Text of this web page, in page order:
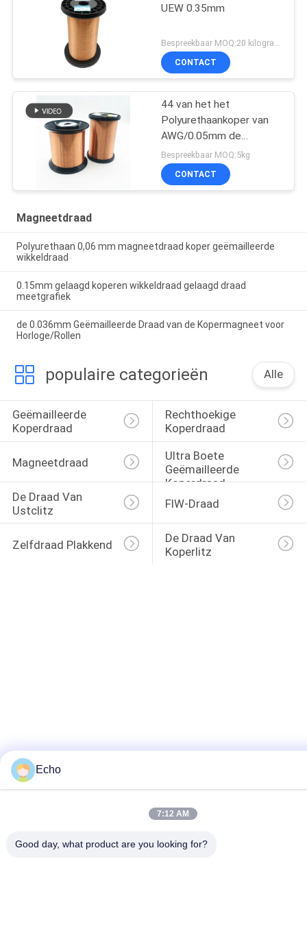
UEW 0.35mm
CONTACT
44 van het het
Polyurethaankoper van
AWG/0.05mm de
Magneetdraad
Bespreekbaar MOQ:5kg
CONTACT
Magneetdraad
Polyurethaan 0,06 mm magneetdraad koper geëmailleerde
wikkeldraad
0.15mm gelaagd koperen wikkeldraad gelaagd draad
meetgrafiek
de 0.036mm Geëmailleerde Draad van de Kopermagneet voor
Horloge/Rollen
populaire categorieën Alle
Geëmailleerde
Koperdraad
Rechthoekige
Koperdraad
Magneetdraad
Ultra Boete
Geëmailleerde
Koperdraad
De Draad Van
Ustclitz
FIW-Draad
Zelfdraad Plakkend
De Draad Van
Koperlitz
Echo
7:12 AM
Good day, what product are you looking for?